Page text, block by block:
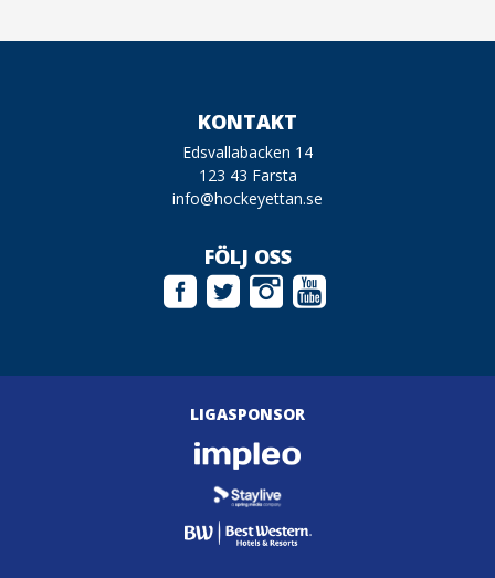
KONTAKT
Edsvallabacken 14
123 43 Farsta
info@hockeyettan.se
FÖLJ OSS
LIGASPONSOR